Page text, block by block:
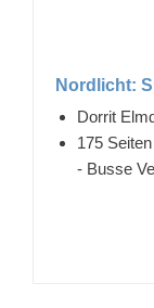
Nordlicht:
Dorrit
175
- Busse